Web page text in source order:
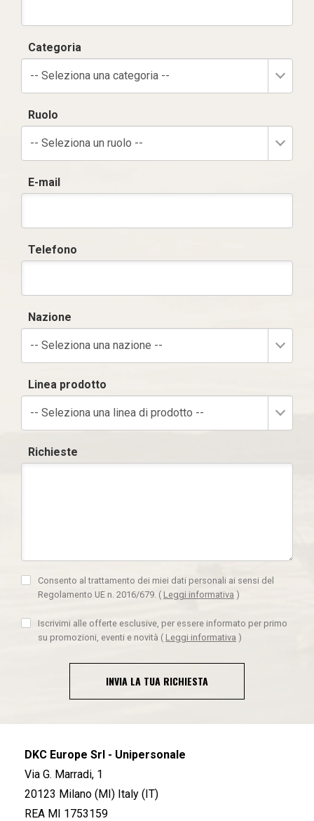
Categoria
-- Seleziona una categoria --
Ruolo
-- Seleziona un ruolo --
E-mail
Telefono
Nazione
-- Seleziona una nazione --
Linea prodotto
-- Seleziona una linea di prodotto --
Richieste
Consento al trattamento dei miei dati personali ai sensi del
Regolamento UE n. 2016/679. ( Leggi informativa )
Iscrivimi alle offerte esclusive, per essere informato per primo
su promozioni, eventi e novità ( Leggi informativa )
INVIA LA TUA RICHIESTA
DKC Europe Srl - Unipersonale
Via G. Marradi, 1
20123 Milano (MI) Italy (IT)
REA MI 1753159